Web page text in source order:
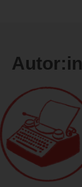
Autor:in